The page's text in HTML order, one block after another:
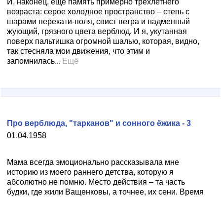
И, наконец, ещё память примерно трёхлетнего
возраста: серое холодное пространство – степь с
шарами перекати-поля, свист ветра и надменный
жующий, грязного цвета верблюд. И я, укутанная
поверх пальтишка огромной шалью, которая, видно,
так стесняла мои движения, что этим и
запомнилась... Ещё
01.04.1958
Про верблюда, "тарканов" и сонного ёжика - 3
Мама всегда эмоционально рассказывала мне
историю из моего раннего детства, которую я
абсолютно не помню. Место действия – та часть
будки, где жили Ващенковы, а точнее, их сени. Время